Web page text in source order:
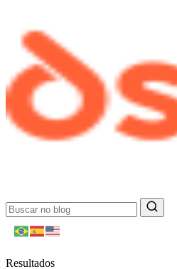
Resultados